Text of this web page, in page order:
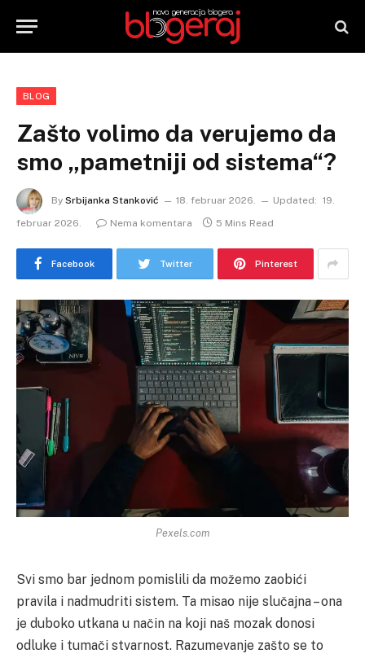
BLOG
Zašto volimo da verujemo da
smo „pametniji od sistema“?
By Srbijanka Stanković 18. februar 2026. Updated: 19.
februar 2026.
Nema komentara 5 Mins Read
Facebook Twitter Pinterest
Pexels.com
Svi smo bar jednom pomislili da možemo zaobići
pravila i nadmudriti sistem. Ta misao nije slučajna – ona
je duboko utkana u način na koji naš mozak donosi
odluke i tumači stvarnost. Razumevanje zašto se to